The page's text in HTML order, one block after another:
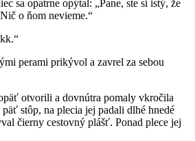
sa opatrne opýtal: „Pane, ste si istý, že
o ňom nevieme.“
perami prikývol a zavrel za sebou
otvorili a dovnútra pomaly vkročila
stôp, na plecia jej padali dlhé hnedé
čierny cestovný plášť. Ponad plece jej